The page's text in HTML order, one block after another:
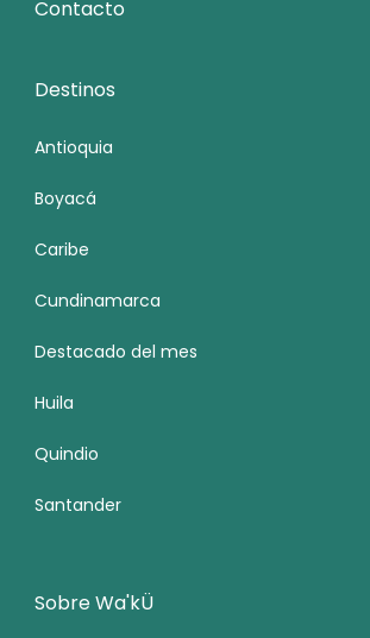
Contacto
Destinos
Antioquia
Boyacá
Caribe
Cundinamarca
Destacado del mes
Huila
Quindio
Santander
Sobre Wa'kÜ